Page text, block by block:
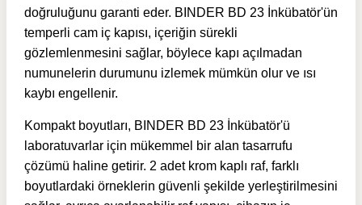
doğruluğunu garanti eder. BINDER BD 23 İnkübatör'ün
temperli cam iç kapısı, içeriğin sürekli
gözlemlenmesini sağlar, böylece kapı açılmadan
numunelerin durumunu izlemek mümkün olur ve ısı
kaybı engellenir.
Kompakt boyutları, BINDER BD 23 İnkübatör'ü
laboratuvarlar için mükemmel bir alan tasarrufu
çözümü haline getirir. 2 adet krom kaplı raf, farklı
boyutlardaki örneklerin güvenli şekilde yerleştirilmesini